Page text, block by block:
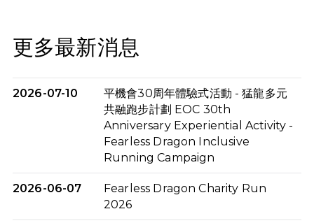
更多最新消息
2026-07-10
平機會30周年體驗式活動 - 猛龍多元
共融跑步計劃 EOC 30th
Anniversary Experiential Activity -
Fearless Dragon Inclusive
Running Campaign
2026-06-07
Fearless Dragon Charity Run
2026